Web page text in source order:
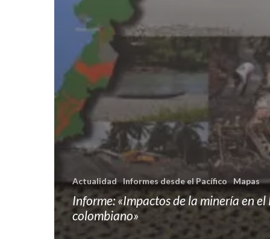
Actualidad Informes desde el Pacífico Mapas
Informe: «Impactos de la minería en el
colombiano»